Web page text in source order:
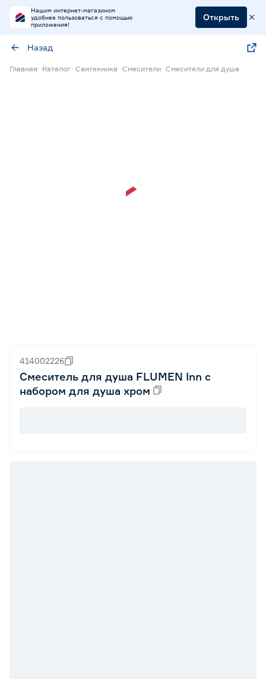
Нашим интернет-магазином
удобнее пользоваться с помощью
приложения!
Открыть
Назад
Главная Каталог Сантехника Смесители Смесители для душа
414002226
Смеситель для душа FLUMEN Inn с
набором для душа хром